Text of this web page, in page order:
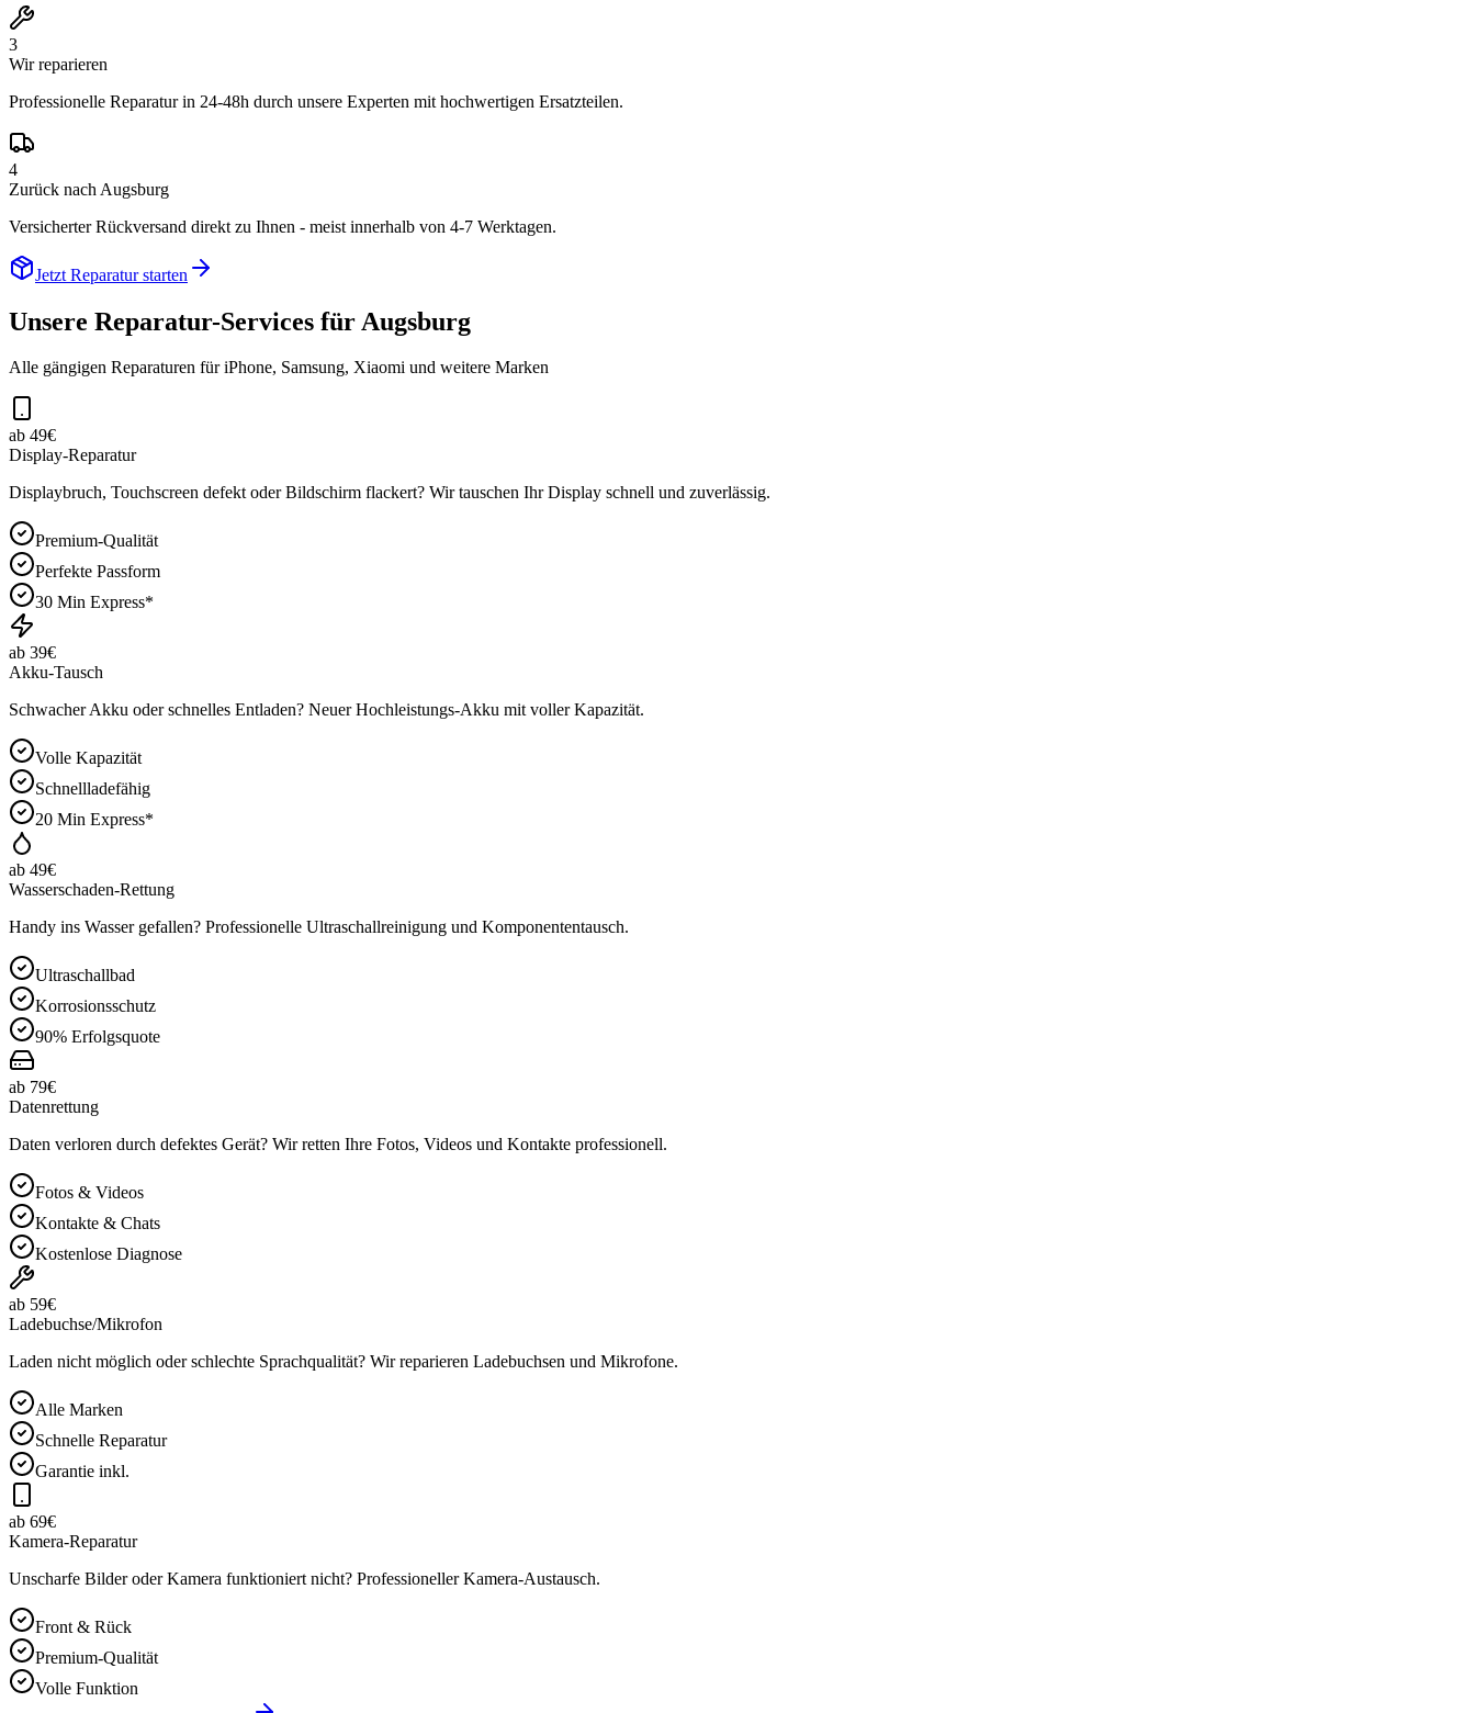
3
Wir reparieren
Professionelle Reparatur in 24-48h durch unsere Experten mit hochwertigen Ersatzteilen.
4
Zurück nach Augsburg
Versicherter Rückversand direkt zu Ihnen - meist innerhalb von 4-7 Werktagen.
Jetzt Reparatur starten
Unsere Reparatur-Services für Augsburg
Alle gängigen Reparaturen für iPhone, Samsung, Xiaomi und weitere Marken
ab 49€
Display-Reparatur
Displaybruch, Touchscreen defekt oder Bildschirm flackert? Wir tauschen Ihr Display schnell und zuverlässig.
Premium-Qualität
Perfekte Passform
30 Min Express*
ab 39€
Akku-Tausch
Schwacher Akku oder schnelles Entladen? Neuer Hochleistungs-Akku mit voller Kapazität.
Volle Kapazität
Schnellladefähig
20 Min Express*
ab 49€
Wasserschaden-Rettung
Handy ins Wasser gefallen? Professionelle Ultraschallreinigung und Komponententausch.
Ultraschallbad
Korrosionsschutz
90% Erfolgsquote
ab 79€
Datenrettung
Daten verloren durch defektes Gerät? Wir retten Ihre Fotos, Videos und Kontakte professionell.
Fotos & Videos
Kontakte & Chats
Kostenlose Diagnose
ab 59€
Ladebuchse/Mikrofon
Laden nicht möglich oder schlechte Sprachqualität? Wir reparieren Ladebuchsen und Mikrofone.
Alle Marken
Schnelle Reparatur
Garantie inkl.
ab 69€
Kamera-Reparatur
Unscharfe Bilder oder Kamera funktioniert nicht? Professioneller Kamera-Austausch.
Front & Rück
Premium-Qualität
Volle Funktion